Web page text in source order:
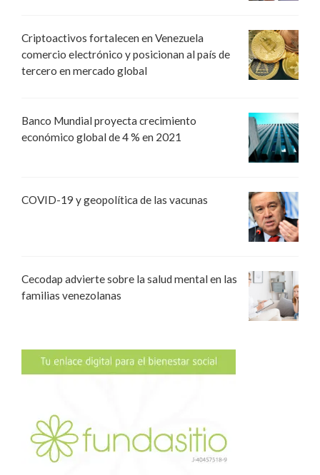
Criptoactivos fortalecen en Venezuela
comercio electrónico y posicionan al país de
tercero en mercado global
Banco Mundial proyecta crecimiento
económico global de 4 % en 2021
COVID-19 y geopolítica de las vacunas
Cecodap advierte sobre la salud mental en las
familias venezolanas